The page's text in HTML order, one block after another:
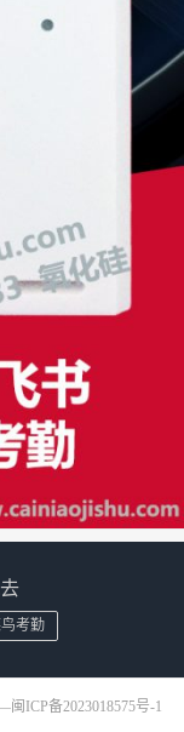
考勤
闽ICP备2023018575号-1